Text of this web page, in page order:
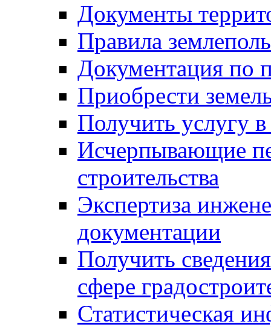
Документы
Правила
Документация по
Приобрести
Получить услугу в
Исчерпывающие
строительства
Экспертиза
документации
Получить
сфере
Статистическая